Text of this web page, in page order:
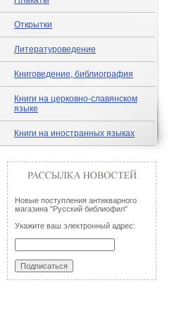
Открытки
Литературоведение
Книговедение, библиография
Книги на церковно-славянском
языке
Книги на иностранных языках
Новые поступления антикварного
магазина "Русский библиофил"
Укажите ваш электронный адрес: